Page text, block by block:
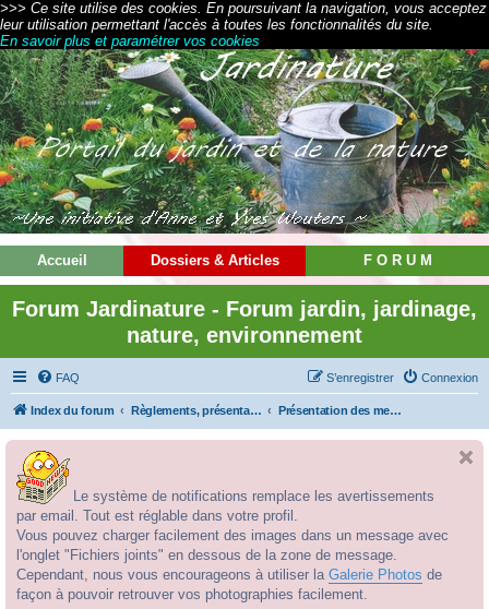
>>> Ce site utilise des cookies. En poursuivant la navigation, vous acceptez
leur utilisation permettant l'accès à toutes les fonctionnalités du site.
En savoir plus et paramétrer vos cookies
Accueil Dossiers & Articles F O R U M
Forum Jardinature - Forum jardin, jardinage,
nature, environnement
FAQ Connexion
S’enregistrer
Index du forum Règlements, présentations et modes d'emploi Présentation des membres
Le système de notifications remplace les avertissements
par email. Tout est réglable dans votre profil.
Vous pouvez charger facilement des images dans un message avec
l'onglet "Fichiers joints" en dessous de la zone de message.
Cependant, nous vous encourageons à utiliser la Galerie Photos de
façon à pouvoir retrouver vos photographies facilement.